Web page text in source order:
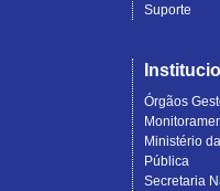
Suporte
Órgãos
Ministério
Pública
Secretaria